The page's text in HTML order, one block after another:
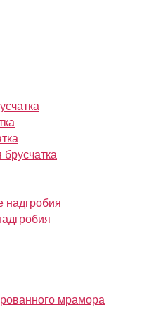
надгробия
мрамора